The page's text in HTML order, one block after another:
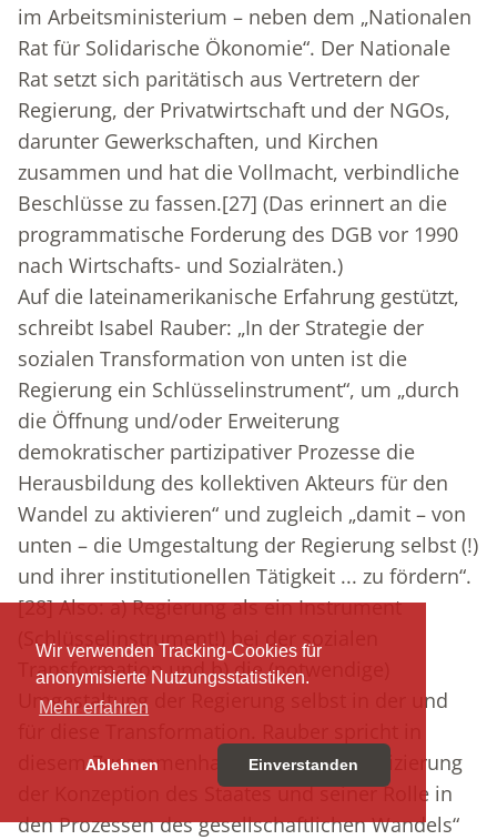
Wir verwenden Tracking-Cookies für
anonymisierte Nutzungsstatistiken.
Mehr erfahren
Ablehnen Einverstanden
im Arbeitsministerium – neben dem „Nationalen
Rat für Solidarische Ökonomie“. Der Nationale
Rat setzt sich paritätisch aus Vertretern der
Regierung, der Privatwirtschaft und der NGOs,
darunter Gewerkschaften, und Kirchen
zusammen und hat die Vollmacht, verbindliche
Beschlüsse zu fassen.[27] (Das erinnert an die
programmatische Forderung des DGB vor 1990
nach Wirtschafts- und Sozialräten.)
Auf die lateinamerikanische Erfahrung gestützt,
schreibt Isabel Rauber: „In der Strategie der
sozialen Transformation von unten ist die
Regierung ein Schlüsselinstrument“, um „durch
die Öffnung und/oder Erweiterung
demokratischer partizipativer Prozesse die
Herausbildung des kollektiven Akteurs für den
Wandel zu aktivieren“ und zugleich „damit – von
unten – die Umgestaltung der Regierung selbst (!)
und ihrer institutionellen Tätigkeit ... zu fördern“.
[28]Also: a) Regierung als ein Instrument
(Schlüsselinstrument!) bei der sozialen
Transformation und b) die (notwendige)
Umgestaltung der Regierung selbst in der und
diesem Zusammenhang von der „Modifizierung
der Konzeption des Staates und seiner Rolle in
den Prozessen des gesellschaftlichen Wandels“